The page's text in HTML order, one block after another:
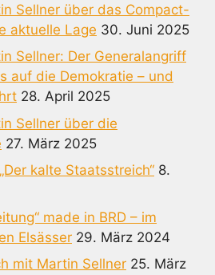
Sellner über das Compact-
aktuelle Lage 30. Juni 2025
Sellner: Der Generalangriff
auf die Demokratie – und
28. April 2025
Sellner über die
27. März 2025
kalte Staatsstreich“ 8.
made in BRD – im
Elsässer 29. März 2024
mit Martin Sellner 25. März